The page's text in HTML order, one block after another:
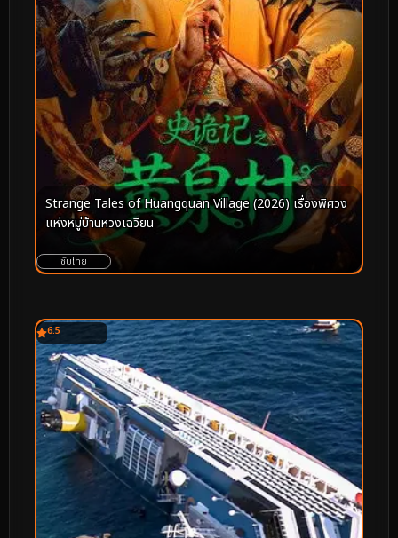
Strange Tales of Huangquan Village (2026) เรื่องพิศวง
แห่งหมู่บ้านหวงเฉวียน
ซับไทย
6.5